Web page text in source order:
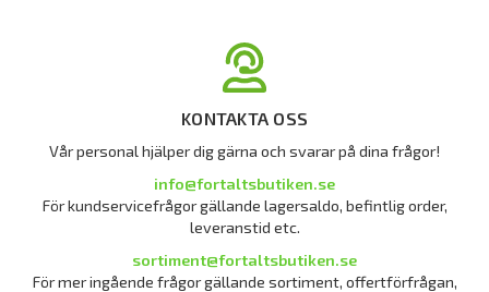
KONTAKTA OSS
Vår personal hjälper dig gärna och svarar på dina frågor!
info@fortaltsbutiken.se
För kundservicefrågor gällande lagersaldo, befintlig order,
leveranstid etc.
sortiment@fortaltsbutiken.se
För mer ingående frågor gällande sortiment, offertförfrågan,